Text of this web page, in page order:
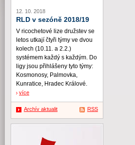
12. 10. 2018
RLD v sezóně 2018/19
V ricochetové lize družstev se
letos utkají čtyři týmy ve dvou
kolech (10.11. a 2.2.)
systémem každý s každým. Do
ligy jsou přihlášeny tyto týmy:
Kosmonosy, Palmovka,
Kunratice, Hradec Králové.
více
Archív aktualit RSS